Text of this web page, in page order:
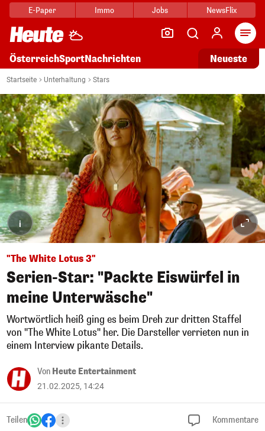
E-Paper Immo Jobs NewsFlix
ÖsterreichSportNachrichten Neueste
Startseite Unterhaltung Stars
i
"The White Lotus 3"
Serien-Star: "Packte Eiswürfel in
meine Unterwäsche"
Wortwörtlich heiß ging es beim Dreh zur dritten Staffel
von "The White Lotus" her. Die Darsteller verrieten nun in
einem Interview pikante Details.
Von Heute Entertainment
21.02.2025, 14:24
Teilen Kommentare